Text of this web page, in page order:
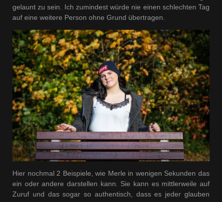
gelaunt zu sein. Ich zumindest würde nie einen schlechten Tag
auf eine weitere Person ohne Grund übertragen.
Hier nochmal 2 Beispiele, wie Merle in wenigen Sekunden das
ein oder andere darstellen kann. Sie kann es mittlerweile auf
Zuruf und das sogar so authentisch, dass es jeder glauben